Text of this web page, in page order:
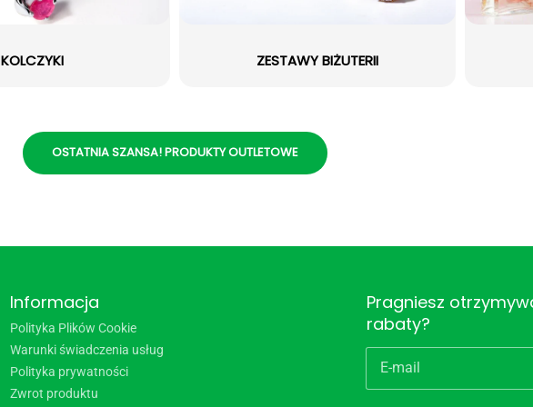
KOLCZYKI ZESTAWY BIŻUTERII
OSTATNIA SZANSA! PRODUKTY OUTLETOWE
Informacja
Polityka Plików Cookie
Warunki świadczenia usług
Polityka prywatności
Zwrot produktu
Pragniesz
rabaty?
E-mail